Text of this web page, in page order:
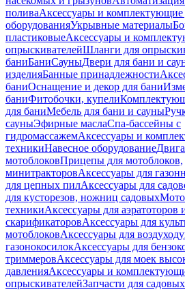
поливаАксессуары и комплектующие
оборудованияУкрывные материалы
пластиковыеАксессуары и
опрыскивателейШланги для
баниБаниСауныДвери для бани и
изделияБанные принадлежности
баниОснащение и декор для бани
баниФитобочки, купели
для баниМебель для бани и сауны
сауныЭфирные маслаСпа-бассейны с
гидромассажемАксессуары и
техникиНавесное оборудование
мотоблоковПрицепы для мотоблоков,
минитракторовАксессуары для
для цепных пилАксессуары для
для кусторезов, ножниц садовых
техникиАксессуары для аэратоторов
скарификаторовАксессуары для
мотоблоковАксессуары для
газонокосилокАксессуары для
триммеровАксессуары для моек
давленияАксессуары и
опрыскивателейЗапчасти для садовых